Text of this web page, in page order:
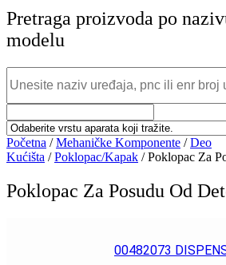
Pretraga proizvoda po
modelu
Početna /Mehaničke Komponente /Deo
Kućišta /Poklopac/Kapak / Poklopac Za
Poklopac Za Posudu Od
00482073